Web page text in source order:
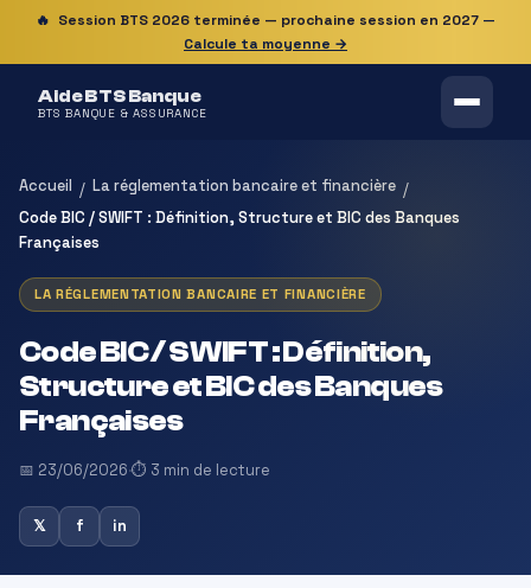
🔥 Session BTS 2026 terminée — prochaine session en 2027 —
Calcule ta moyenne →
Aide BTS Banque
BTS BANQUE & ASSURANCE
Accueil / La réglementation bancaire et financière /
Code BIC / SWIFT : Définition, Structure et BIC des Banques
Françaises
LA RÉGLEMENTATION BANCAIRE ET FINANCIÈRE
Code BIC / SWIFT : Définition,
Structure et BIC des Banques
Françaises
📅 23/06/2026·⏱ 3 min de lecture
𝕏 f in